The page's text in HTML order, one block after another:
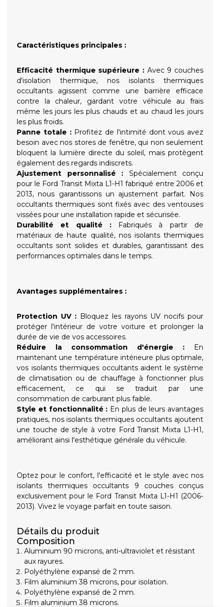
Caractéristiques principales :
Efficacité thermique supérieure : Avec 9 couches
d'isolation thermique, nos isolants thermiques
occultants agissent comme une barrière efficace
contre la chaleur, gardant votre véhicule au frais
même les jours les plus chauds et au chaud les jours
les plus froids.
Panne totale :Profitez de l'intimité dont vous avez
besoin avec nos stores de fenêtre, qui non seulement
bloquent la lumière directe du soleil, mais protègent
également des regards indiscrets.
Ajustement personnalisé : Spécialement conçu
pour le Ford Transit Mixta L1-H1 fabriqué entre 2006 et
2013, nous garantissons un ajustement parfait. Nos
occultants thermiques sont fixés avec des ventouses
vissées pour une installation rapide et sécurisée.
Durabilité et qualité :Fabriqués à partir de
matériaux de haute qualité, nos isolants thermiques
occultants sont solides et durables, garantissant des
performances optimales dans le temps.
Avantages supplémentaires :
Protection UV : Bloquez les rayons UV nocifs pour
protéger l'intérieur de votre voiture et prolonger la
durée de vie de vos accessoires.
Réduire la consommation d'énergie : En
maintenant une température intérieure plus optimale,
vos isolants thermiques occultants aident le système
de climatisation ou de chauffage à fonctionner plus
efficacement, ce qui se traduit par une
consommation de carburant plus faible.
Style et fonctionnalité : En plus de leurs avantages
pratiques, nos isolants thermiques occultants ajoutent
une touche de style à votre Ford Transit Mixta L1-H1,
améliorant ainsi l'esthétique générale du véhicule.
Optez pour le confort, l'efficacité et le style avec nos
isolants thermiques occultants 9 couches conçus
exclusivement pour le Ford Transit Mixta L1-H1 (2006-
2013). Vivez le voyage parfait en toute saison.
Détails du produit
Composition
Aluminium 90 microns, anti-ultraviolet et résistant
aux rayures.
Polyéthylène expansé de 2 mm.
Film aluminium 38 microns, pour isolation.
Polyéthylène expansé de 2 mm.
Film aluminium 38 microns.